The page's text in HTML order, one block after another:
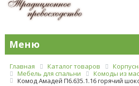
Меню
Главная Каталог товаров
Мебель для спальни
Комоды из
Комод Амадей П6.635.1.16 горячий